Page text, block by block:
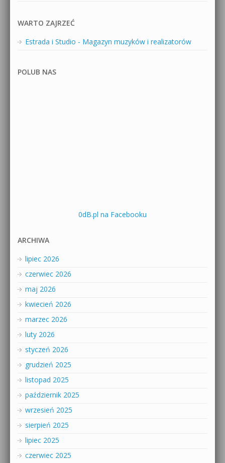
WARTO ZAJRZEĆ
Estrada i Studio - Magazyn muzyków i realizatorów
POLUB NAS
0dB.pl na Facebooku
ARCHIWA
lipiec 2026
czerwiec 2026
maj 2026
kwiecień 2026
marzec 2026
luty 2026
styczeń 2026
grudzień 2025
listopad 2025
październik 2025
wrzesień 2025
sierpień 2025
lipiec 2025
czerwiec 2025